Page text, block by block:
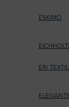
ESKIMO
ERI